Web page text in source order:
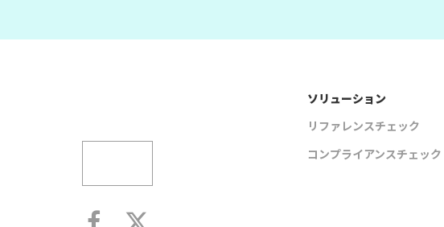
ソリューション
リファレンスチェック
コンプライアンスチェック